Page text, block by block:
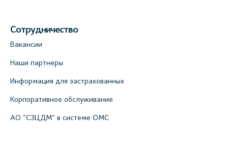
Сотрудничество
Вакансии
Наши партнеры
Информация для застрахованных
Корпоративное обслуживание
АО "СЗЦДМ" в системе ОМС